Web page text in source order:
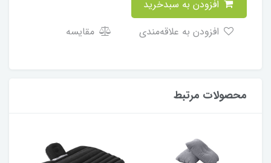
مقایسه
محصولات مرتبط